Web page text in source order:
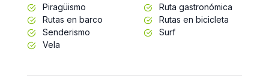
Piragüismo
Ruta gastronómica
Rutas en barco
Rutas en bicicleta
Senderismo
Surf
Vela